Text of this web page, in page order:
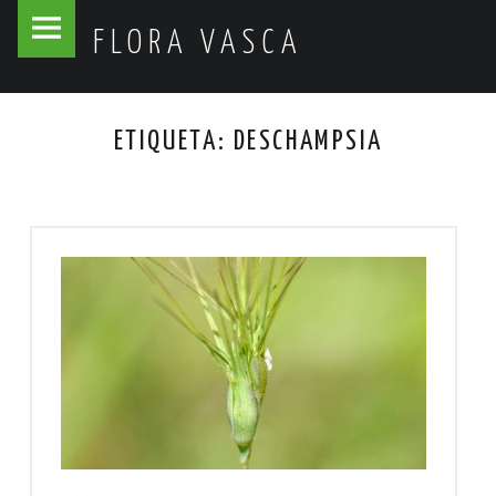
FLORA VASCA
Flora
Skip
ETIQUETA: DESCHAMPSIA